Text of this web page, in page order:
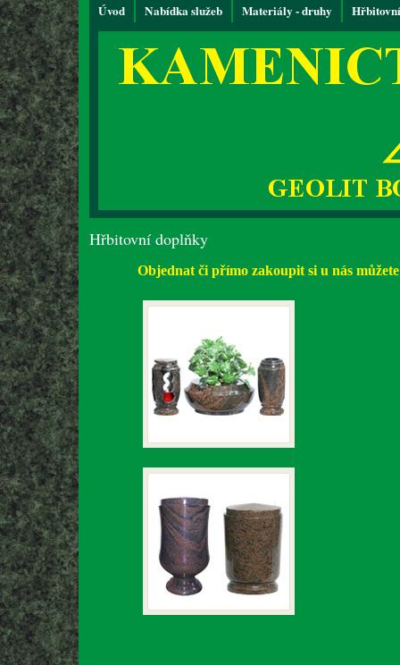
Úvod Nabídka služeb Materiály - druhy
Hřbitovní doplňky
Objednat či přímo zakoupit si u nás